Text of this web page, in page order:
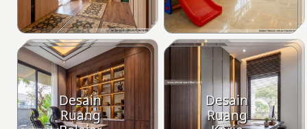
Desain
Ruang
Desain
Ruang